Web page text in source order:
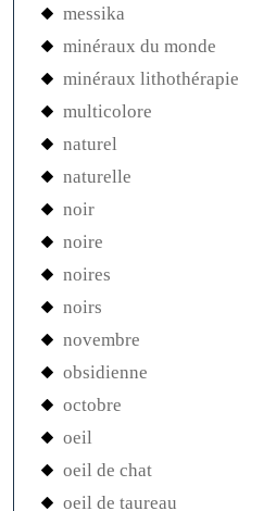
messika
minéraux du monde
minéraux lithothérapie
multicolore
naturel
naturelle
noir
noire
noires
noirs
novembre
obsidienne
octobre
oeil
oeil de chat
oeil de taureau